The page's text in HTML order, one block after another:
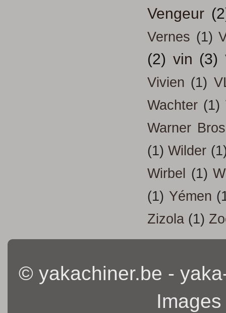
Vengeur
Vernes (1)
(2) vin (3)
Vivien (1)
Wachter (1)
Warner Bros
(1) Wilder
Wirbel
(1)
(1) Yémen
Zizola (1)
© yakachiner.be -